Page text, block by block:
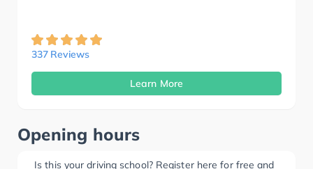
337 Reviews
Learn More
Opening hours
Is this your driving school? Register here for free and